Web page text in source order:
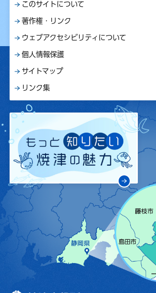
このサイトについて
著作権・リンク
ウェブアクセシビリティについて
個人情報保護
サイトマップ
リンク集